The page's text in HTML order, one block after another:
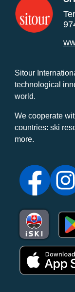
Sitour
technological
world.
We cooperate
countries: ski
more.